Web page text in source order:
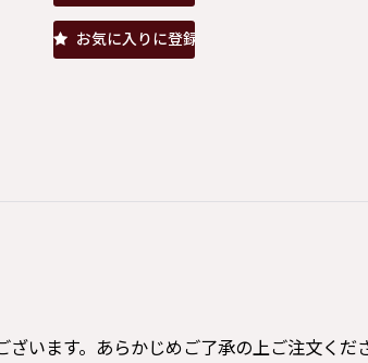
お気に入りに登録
います。あらかじめご了承の上ご注文くだ